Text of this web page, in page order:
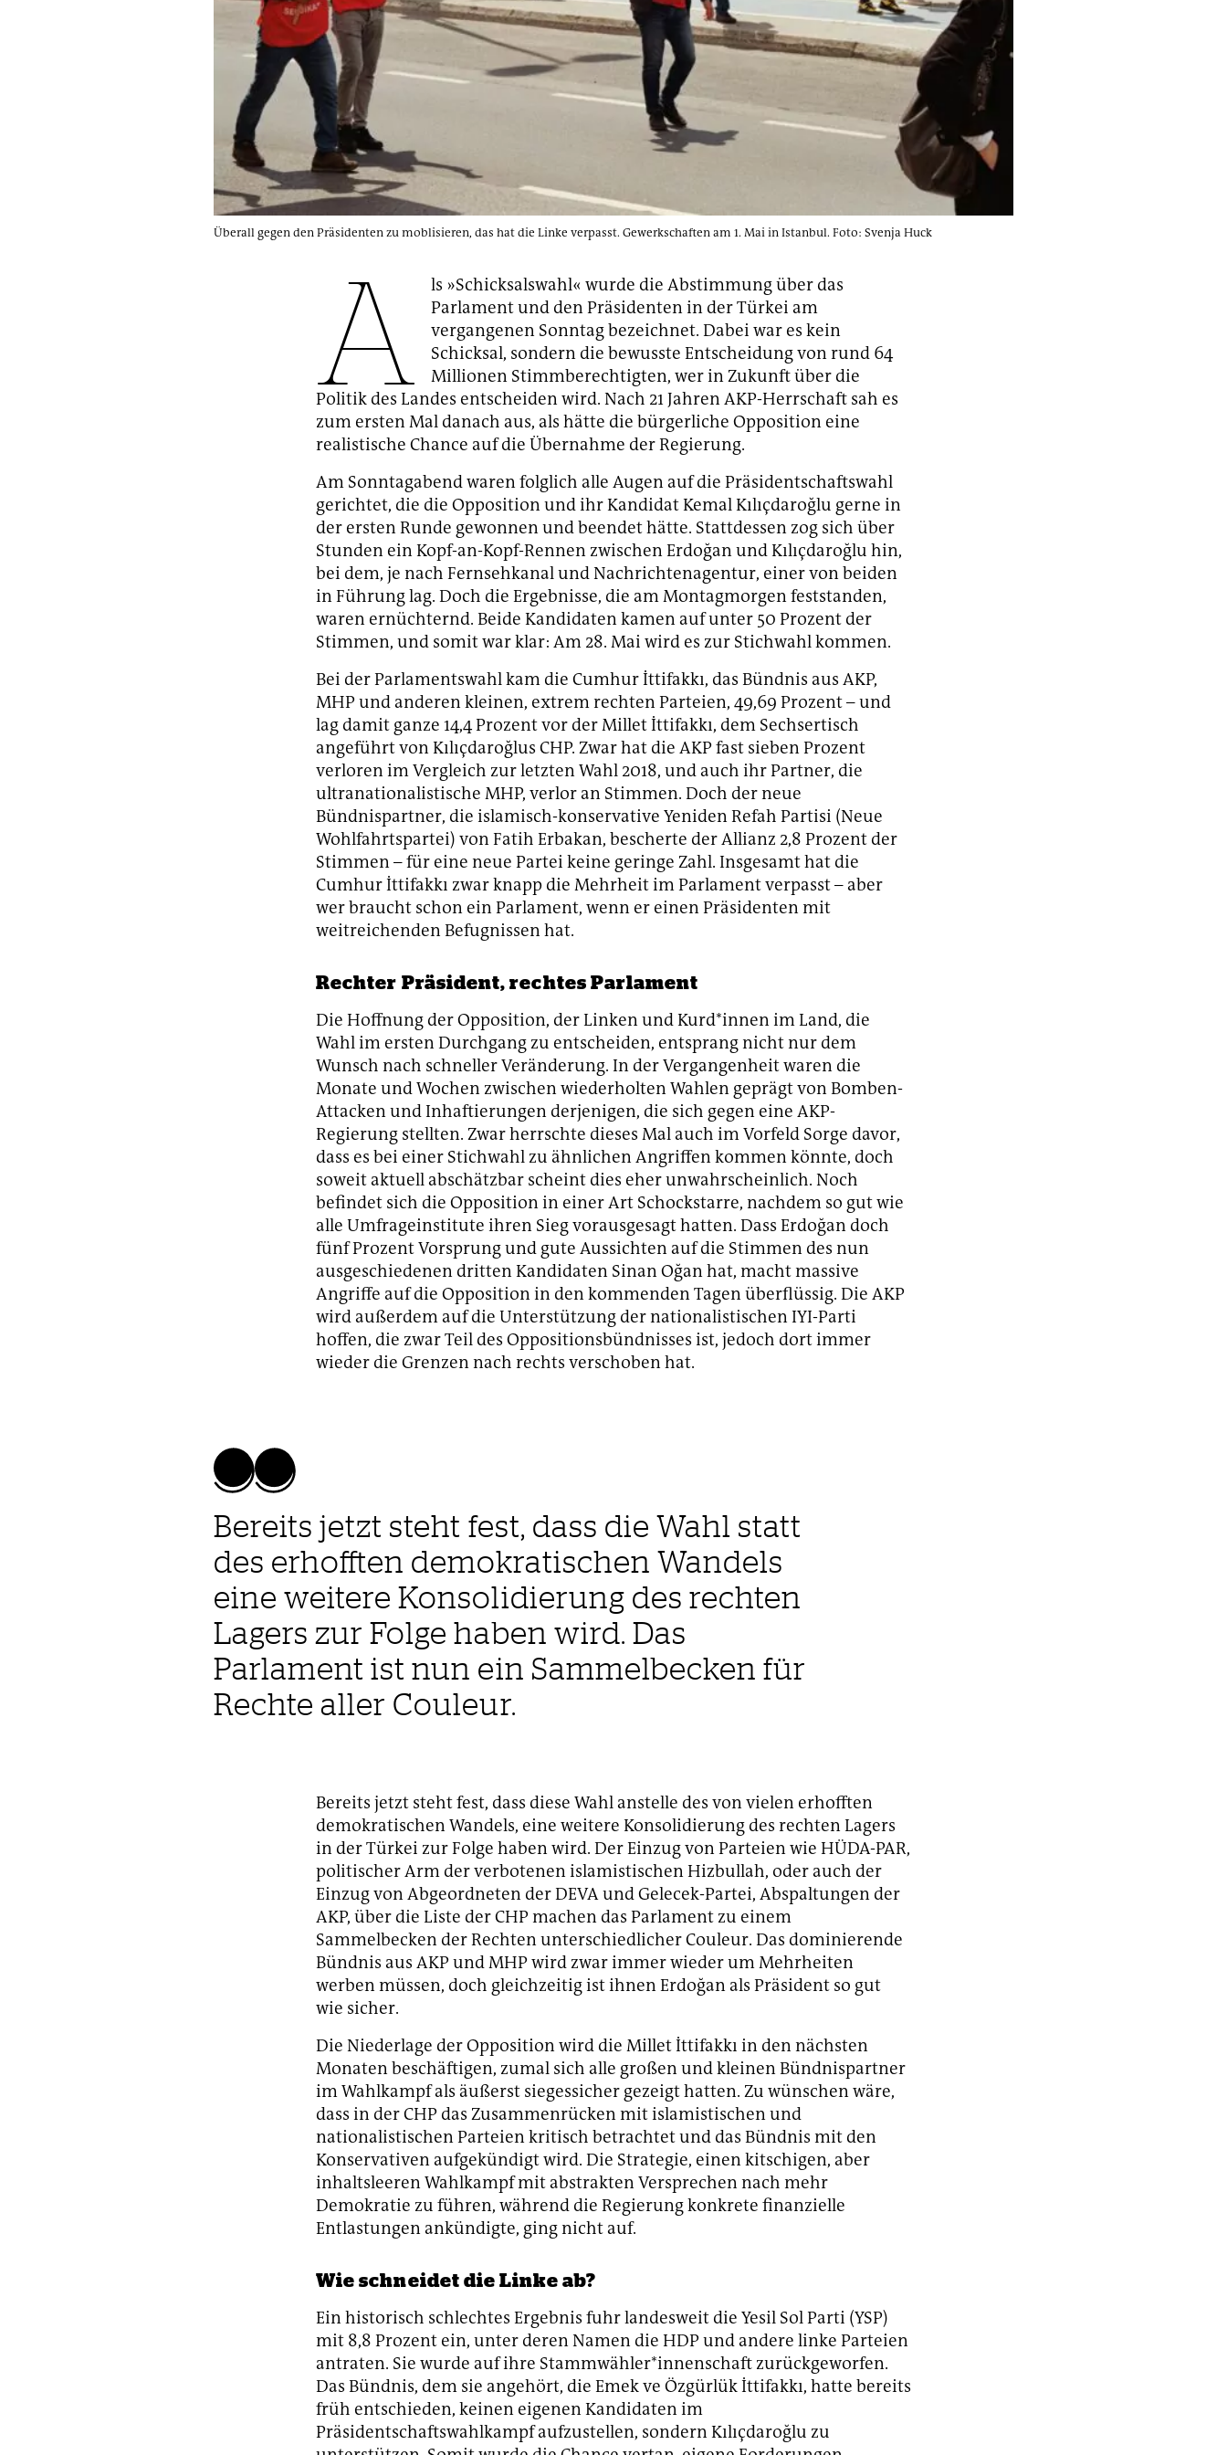
Überall gegen den Präsidenten zu moblisieren, das hat die Linke verpasst. Gewerkschaften am 1. Mai in Istanbul. Foto: Svenja Huck
A
ls »Schicksalswahl« wurde die Abstimmung über das
Parlament und den Präsidenten in der Türkei am
vergangenen Sonntag bezeichnet. Dabei war es kein
Schicksal, sondern die bewusste Entscheidung von rund 64
Millionen Stimmberechtigten, wer in Zukunft über die
Politik des Landes entscheiden wird. Nach 21 Jahren AKP-Herrschaft sah es
zum ersten Mal danach aus, als hätte die bürgerliche Opposition eine
realistische Chance auf die Übernahme der Regierung.
Am Sonntagabend waren folglich alle Augen auf die Präsidentschaftswahl
gerichtet, die die Opposition und ihr Kandidat Kemal Kılıçdaroğlu gerne in
der ersten Runde gewonnen und beendet hätte. Stattdessen zog sich über
Stunden ein Kopf-an-Kopf-Rennen zwischen Erdoğan und Kılıçdaroğlu hin,
bei dem, je nach Fernsehkanal und Nachrichtenagentur, einer von beiden
in Führung lag. Doch die Ergebnisse, die am Montagmorgen feststanden,
waren ernüchternd. Beide Kandidaten kamen auf unter 50 Prozent der
Stimmen, und somit war klar: Am 28. Mai wird es zur Stichwahl kommen.
Bei der Parlamentswahl kam die Cumhur İttifakkı, das Bündnis aus AKP,
MHP und anderen kleinen, extrem rechten Parteien, 49,69 Prozent – und
lag damit ganze 14,4 Prozent vor der Millet İttifakkı, dem Sechsertisch
angeführt von Kılıçdaroğlus CHP. Zwar hat die AKP fast sieben Prozent
verloren im Vergleich zur letzten Wahl 2018, und auch ihr Partner, die
ultranationalistische MHP, verlor an Stimmen. Doch der neue
Bündnispartner, die islamisch-konservative Yeniden Refah Partisi (Neue
Wohlfahrtspartei) von Fatih Erbakan, bescherte der Allianz 2,8 Prozent der
Stimmen – für eine neue Partei keine geringe Zahl. Insgesamt hat die
Cumhur İttifakkı zwar knapp die Mehrheit im Parlament verpasst – aber
wer braucht schon ein Parlament, wenn er einen Präsidenten mit
weitreichenden Befugnissen hat.
Rechter Präsident, rechtes Parlament
Die Hoffnung der Opposition, der Linken und Kurd*innen im Land, die
Wahl im ersten Durchgang zu entscheiden, entsprang nicht nur dem
Wunsch nach schneller Veränderung. In der Vergangenheit waren die
Monate und Wochen zwischen wiederholten Wahlen geprägt von Bomben-
Attacken und Inhaftierungen derjenigen, die sich gegen eine AKP-
Regierung stellten. Zwar herrschte dieses Mal auch im Vorfeld Sorge davor,
dass es bei einer Stichwahl zu ähnlichen Angriffen kommen könnte, doch
soweit aktuell abschätzbar scheint dies eher unwahrscheinlich. Noch
befindet sich die Opposition in einer Art Schockstarre, nachdem so gut wie
alle Umfrageinstitute ihren Sieg vorausgesagt hatten. Dass Erdoğan doch
fünf Prozent Vorsprung und gute Aussichten auf die Stimmen des nun
ausgeschiedenen dritten Kandidaten Sinan Oğan hat, macht massive
Angriffe auf die Opposition in den kommenden Tagen überflüssig. Die AKP
wird außerdem auf die Unterstützung der nationalistischen IYI-Parti
hoffen, die zwar Teil des Oppositionsbündnisses ist, jedoch dort immer
wieder die Grenzen nach rechts verschoben hat.
Bereits jetzt steht fest, dass die Wahl statt
des erhofften demokratischen Wandels
eine weitere Konsolidierung des rechten
Lagers zur Folge haben wird. Das
Parlament ist nun ein Sammelbecken für
Rechte aller Couleur.
Bereits jetzt steht fest, dass diese Wahl anstelle des von vielen erhofften
demokratischen Wandels, eine weitere Konsolidierung des rechten Lagers
in der Türkei zur Folge haben wird. Der Einzug von Parteien wie HÜDA-PAR,
politischer Arm der verbotenen islamistischen Hizbullah, oder auch der
Einzug von Abgeordneten der DEVA und Gelecek-Partei, Abspaltungen der
AKP, über die Liste der CHP machen das Parlament zu einem
Sammelbecken der Rechten unterschiedlicher Couleur. Das dominierende
Bündnis aus AKP und MHP wird zwar immer wieder um Mehrheiten
werben müssen, doch gleichzeitig ist ihnen Erdoğan als Präsident so gut
wie sicher.
Die Niederlage der Opposition wird die Millet İttifakkı in den nächsten
Monaten beschäftigen, zumal sich alle großen und kleinen Bündnispartner
im Wahlkampf als äußerst siegessicher gezeigt hatten. Zu wünschen wäre,
dass in der CHP das Zusammenrücken mit islamistischen und
nationalistischen Parteien kritisch betrachtet und das Bündnis mit den
Konservativen aufgekündigt wird. Die Strategie, einen kitschigen, aber
inhaltsleeren Wahlkampf mit abstrakten Versprechen nach mehr
Demokratie zu führen, während die Regierung konkrete finanzielle
Entlastungen ankündigte, ging nicht auf.
Wie schneidet die Linke ab?
Ein historisch schlechtes Ergebnis fuhr landesweit die Yesil Sol Parti (YSP)
mit 8,8 Prozent ein, unter deren Namen die HDP und andere linke Parteien
antraten. Sie wurde auf ihre Stammwähler*innenschaft zurückgeworfen.
Das Bündnis, dem sie angehört, die Emek ve Özgürlük İttifakkı, hatte bereits
früh entschieden, keinen eigenen Kandidaten im
Präsidentschaftswahlkampf aufzustellen, sondern Kılıçdaroğlu zu